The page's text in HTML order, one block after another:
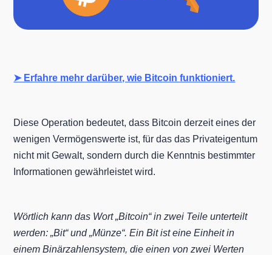
➤ Erfahre mehr darüber, wie Bitcoin funktioniert.
Diese Operation bedeutet, dass Bitcoin derzeit eines der
wenigen Vermögenswerte ist, für das das Privateigentum
nicht mit Gewalt, sondern durch die Kenntnis bestimmter
Informationen gewährleistet wird.
Wörtlich kann das Wort „Bitcoin“ in zwei Teile unterteilt
werden: „Bit“ und „Münze“. Ein Bit ist eine Einheit in
einem Binärzahlensystem, die einen von zwei Werten